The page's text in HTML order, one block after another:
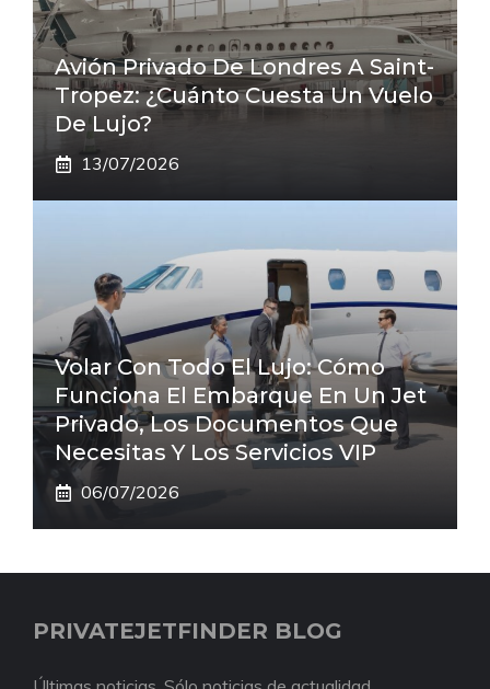
Avión Privado De Londres A Saint-
Tropez: ¿cuánto Cuesta Un Vuelo
De Lujo?
13/07/2026
Volar Con Todo El Lujo: Cómo
Funciona El Embarque En Un Jet
Privado, Los Documentos Que
Necesitas Y Los Servicios VIP
06/07/2026
PRIVATEJETFINDER BLOG